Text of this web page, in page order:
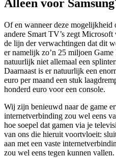
Alleen voor
Of en wanneer deze
andere Smart TV’s zegt
de lijn der verwachtingen dat dit
er namelijk zo’n 25 miljoen Game
natuurlijk niet allemaal een
Daarnaast is er natuurlijk een
euro per maand een stuk
honderd euro voor een console.
Wij zijn benieuwd naar de game
internetverbinding zou wel eens
hoe soepel dat gamen via je
van ons die hieruit voortvloeit:
aan met een vaste
zou wel eens tegen kunnen vallen.